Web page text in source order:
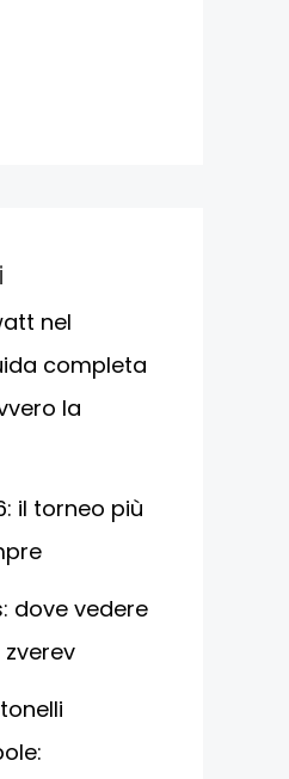
nel
completa
la
il torneo più
dove vedere